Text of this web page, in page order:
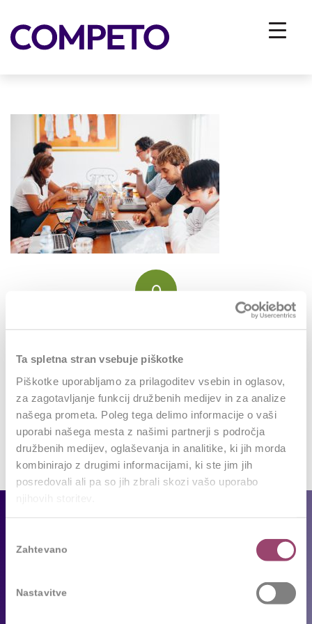
Ta spletna stran vsebuje piškotke
Piškotke uporabljamo za prilagoditev vsebin in oglasov,
za zagotavljanje funkcij družbenih medijev in za analize
našega prometa. Poleg tega delimo informacije o vaši
uporabi našega mesta z našimi partnerji s področja
družbenih medijev, oglaševanja in analitike, ki jih morda
kombinirajo z drugimi informacijami, ki ste jim jih
posredovali ali pa so jih zbrali skozi vašo uporabo
soglasja
Zahtevano
Nastavitve
You are here: Home Vhodna stran / ZA PODJETJA
Razvoj ljudi in organizacij
Razvoj ljudi / Razvoj ali onboarding tima
0
Want to join the discussion?
Feel free to contribute!
Za objavo komentarja se morate prijaviti.
Za podjetja
Naše storitve
Sledimo trendom